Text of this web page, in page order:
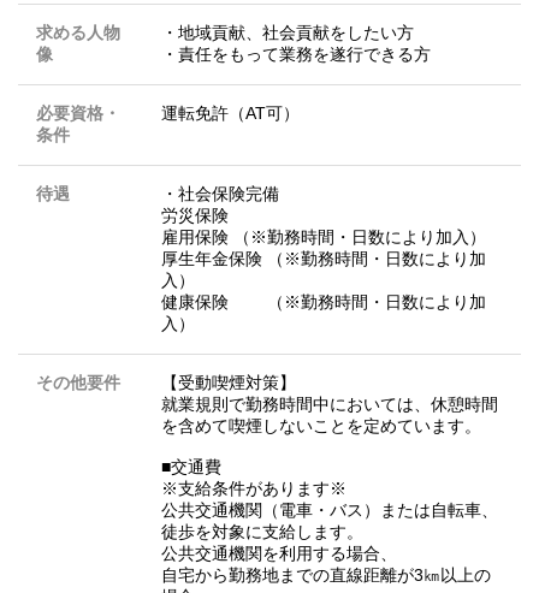
求める人物
像
・地域貢献、社会貢献をしたい方
・責任をもって業務を遂行できる方
必要資格・
条件
運転免許（AT可）
待遇
・社会保険完備
労災保険
雇用保険 （※勤務時間・日数により加入）
厚生年金保険 （※勤務時間・日数により加
入）
健康保険 （※勤務時間・日数により加
入）
その他要件
【受動喫煙対策】
就業規則で勤務時間中においては、休憩時間
を含めて喫煙しないことを定めています。
■交通費
※支給条件があります※
公共交通機関（電車・バス）または自転車、
徒歩を対象に支給します。
公共交通機関を利用する場合、
自宅から勤務地までの直線距離が3㎞以上の